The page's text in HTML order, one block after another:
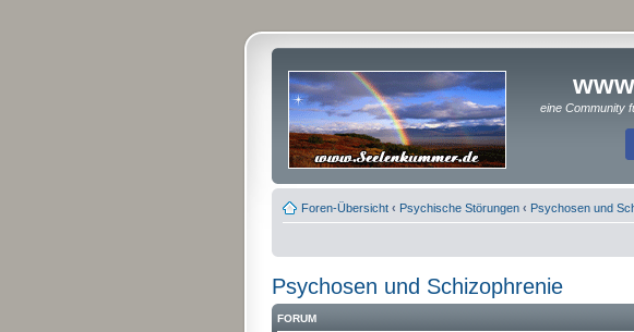
eine Community
Foren-Übersicht ‹ Psychische Störungen ‹ Psychosen und
Psychosen und Schizophrenie
FORUM